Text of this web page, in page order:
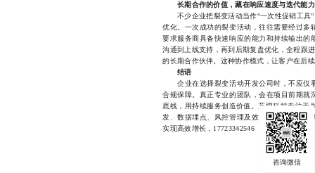
长期合作的价值，藏在响应速度与迭代能
不少企业把裂变活动当作“一次性促销工具”
优化。一次成功的裂变活动，往往需要经过
要求服务商具备快速响应的能力和持续输出
沟通到上线支持，再到后期复盘优化，全程跟
的长期合作伙伴。这种协作模式，让客户在后
结语
企业在选择裂变活动开发公司时，不应仅
合规保障。真正专业的团队，会在项目前期
底线，用持续服务创造价值。蓝橙科技专注于
发、数据埋点、风控管理及效果追踪等环节
实现高效增长，17723342546